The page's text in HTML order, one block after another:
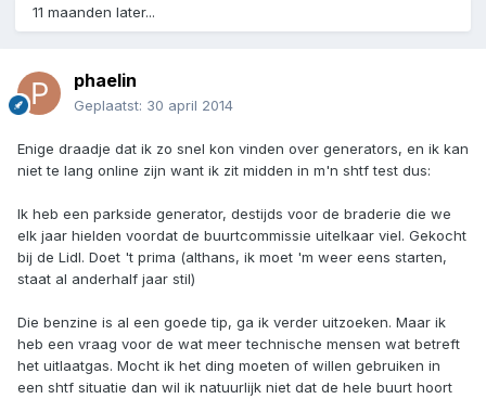
11 maanden later...
phaelin
Geplaatst: 30 april 2014
Enige draadje dat ik zo snel kon vinden over generators, en ik kan
niet te lang online zijn want ik zit midden in m'n shtf test dus:
Ik heb een parkside generator, destijds voor de braderie die we
elk jaar hielden voordat de buurtcommissie uitelkaar viel. Gekocht
bij de Lidl. Doet 't prima (althans, ik moet 'm weer eens starten,
staat al anderhalf jaar stil)
Die benzine is al een goede tip, ga ik verder uitzoeken. Maar ik
heb een vraag voor de wat meer technische mensen wat betreft
het uitlaatgas. Mocht ik het ding moeten of willen gebruiken in
een shtf situatie dan wil ik natuurlijk niet dat de hele buurt hoort